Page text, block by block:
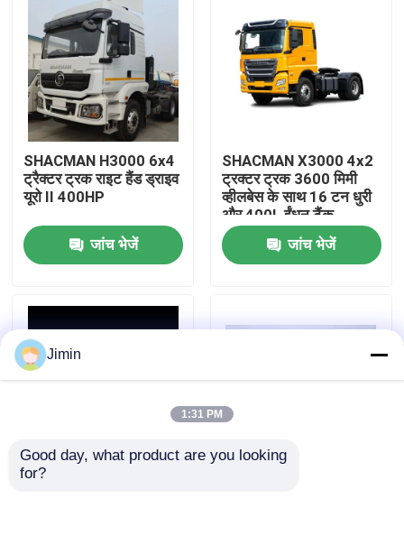
घर
उत्पाद
हमारे बारे में
कारखाना भ्रमण
गुणवत्ता नियंत्रण
हमसे संपर्क करें
समाचार
एक उद्धरण का अनुरोध करें
भारी डंप ट्रक
SHACMAN H3000 6x4
ट्रैक्टर ट्रक राइट हैंड ड्राइव
यूरो II 400HP
जांच भेजें
SHACMAN X3000 4x2
ट्रक्टर ट्रक 3600 मिमी
व्हीलबेस के साथ 16 टन धुरी
और 400L ईंधन टैंक
जांच भेजें
शैकमैन F3000 4x2
Jimin
1:31 PM
Good day, what product are you looking
for?